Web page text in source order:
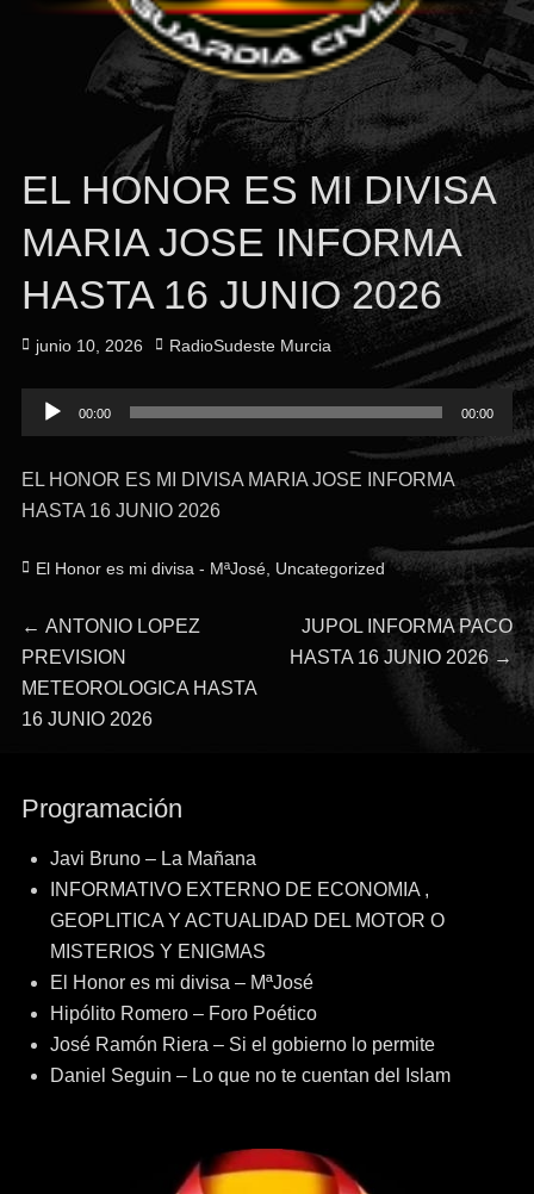
EL HONOR ES MI DIVISA
MARIA JOSE INFORMA
HASTA 16 JUNIO 2026
Publicado
junio 10, 2026 Autor
RadioSudeste Murcia
Reproductor
de
00:00 00:00
EL HONOR ES MI DIVISA MARIA JOSE INFORMA
HASTA 16 JUNIO 2026
Categorías
El Honor es mi divisa - MªJosé, Uncategorized
Navegación
de
entradas
← Entrada
anterior:
ANTONIO LOPEZ
PREVISION
METEOROLOGICA HASTA
16 JUNIO 2026
Entrada
siguiente:
JUPOL INFORMA PACO
HASTA 16 JUNIO 2026 →
Programación
Javi Bruno – La Mañana
INFORMATIVO EXTERNO DE ECONOMIA ,
GEOPLITICA Y ACTUALIDAD DEL MOTOR O
MISTERIOS Y ENIGMAS
El Honor es mi divisa – MªJosé
Hipólito Romero – Foro Poético
José Ramón Riera – Si el gobierno lo permite
Daniel Seguin – Lo que no te cuentan del Islam